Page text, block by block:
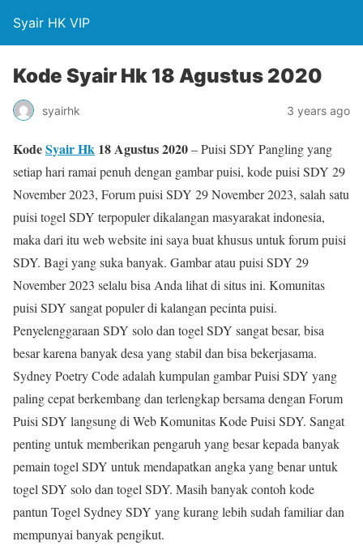
Syair HK VIP
Kode Syair Hk 18 Agustus 2020
syairhk 3 years ago
KodeSyair Hk 18 Agustus 2020– Puisi SDY Pangling yang
setiap hari ramai penuh dengan gambar puisi, kode puisi SDY 29
November 2023, Forum puisi SDY 29 November 2023, salah satu
puisi togel SDY terpopuler dikalangan masyarakat indonesia,
maka dari itu web website ini saya buat khusus untuk forum puisi
SDY. Bagi yang suka banyak. Gambar atau puisi SDY 29
November 2023 selalu bisa Anda lihat di situs ini. Komunitas
puisi SDY sangat populer di kalangan pecinta puisi.
Penyelenggaraan SDY solo dan togel SDY sangat besar, bisa
besar karena banyak desa yang stabil dan bisa bekerjasama.
Sydney Poetry Code adalah kumpulan gambar Puisi SDY yang
paling cepat berkembang dan terlengkap bersama dengan Forum
Puisi SDY langsung di Web Komunitas Kode Puisi SDY. Sangat
penting untuk memberikan pengaruh yang besar kepada banyak
pemain togel SDY untuk mendapatkan angka yang benar untuk
togel SDY solo dan togel SDY. Masih banyak contoh kode
pantun Togel Sydney SDY yang kurang lebih sudah familiar dan
mempunyai banyak pengikut.